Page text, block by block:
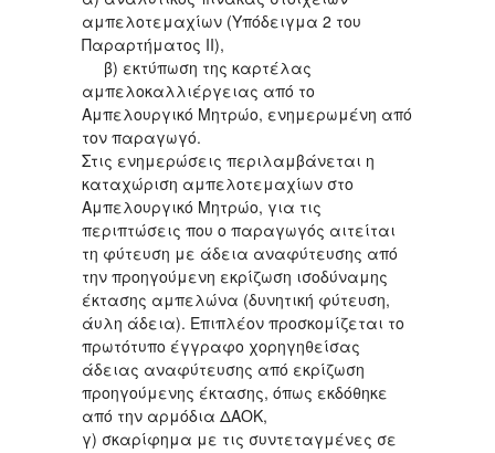
αμπελοτεμαχίων (Υπόδειγμα 2 του
Παραρτήματος ΙΙ),
β) εκτύπωση της καρτέλας
αμπελοκαλλιέργειας από το
Αμπελουργικό Μητρώο, ενημερωμένη από
τον παραγωγό.
Στις ενημερώσεις περιλαμβάνεται η
καταχώριση αμπελοτεμαχίων στο
Αμπελουργικό Μητρώο, για τις
περιπτώσεις που ο παραγωγός αιτείται
τη φύτευση με άδεια αναφύτευσης από
την προηγούμενη εκρίζωση ισοδύναμης
έκτασης αμπελώνα (δυνητική φύτευση,
άυλη άδεια). Επιπλέον προσκομίζεται το
πρωτότυπο έγγραφο χορηγηθείσας
άδειας αναφύτευσης από εκρίζωση
προηγούμενης έκτασης, όπως εκδόθηκε
από την αρμόδια ΔΑΟΚ,
γ) σκαρίφημα με τις συντεταγμένες σε